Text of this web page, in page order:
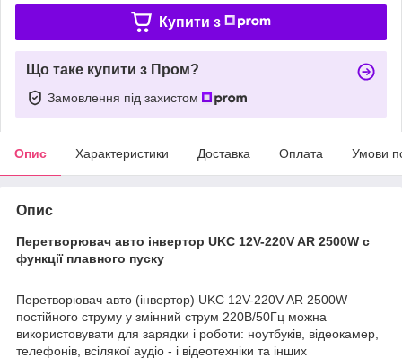
Купити з
Що таке купити з Пром?
Замовлення під захистом
Опис Характеристики Доставка Оплата Умови
Опис
Перетворювач авто інвертор UKC 12V-220V AR 2500W c
функції плавного пуску
Перетворювач авто (інвертор) UKC 12V-220V AR 2500W
постійного струму у змінний струм 220В/50Гц можна
використовувати для зарядки і роботи: ноутбуків, відеокамер,
телефонів, всілякої аудіо - і відеотехніки та інших